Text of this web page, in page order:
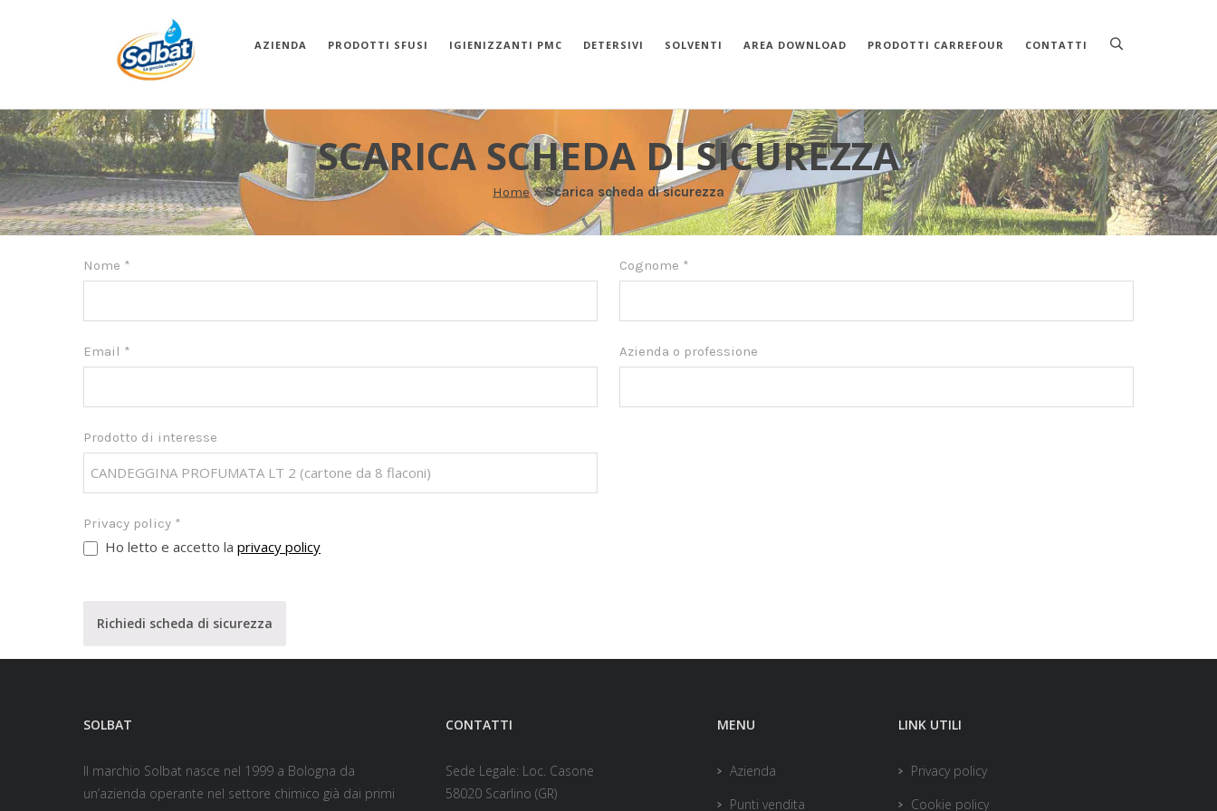
AZIENDA PRODOTTI SFUSI IGIENIZZANTI PMC DETERSIVI SOLVENTI AREA DOWNLOAD PRODOTTI CARREFOUR CONTATTI
SCARICA SCHEDA DI SICUREZZA
Home»Scarica scheda di sicurezza
Nome * Cognome *
Email * Azienda o professione
Prodotto di interesse
Privacy policy *
Ho letto e accetto la privacy policy
Richiedi scheda di sicurezza
SOLBAT
Il marchio Solbat nasce nel 1999 a Bologna da
un’azienda operante nel settore chimico già dai primi
CONTATTI
Sede Legale: Loc. Casone
58020 Scarlino (GR)
MENU
Azienda
Punti vendita
LINK UTILI
Privacy policy
Cookie policy